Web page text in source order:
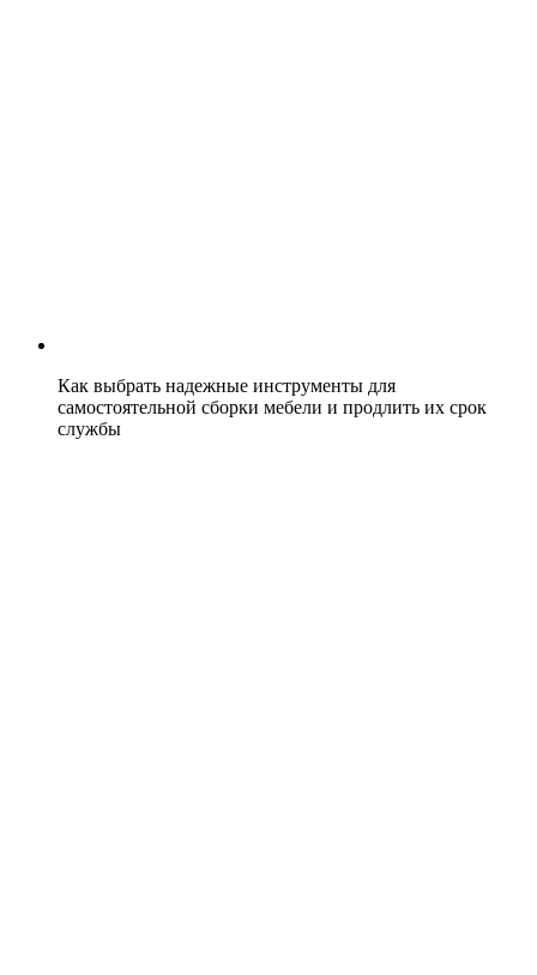
Как выбрать надежные инструменты для
самостоятельной сборки мебели и продлить их срок
службы